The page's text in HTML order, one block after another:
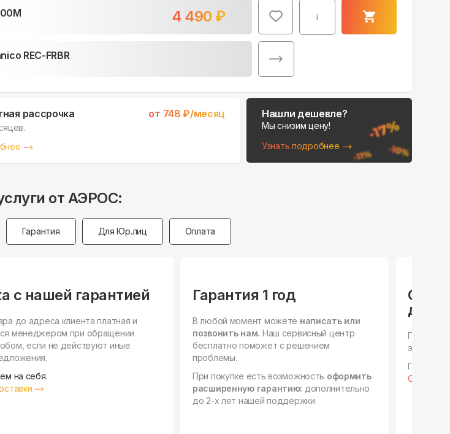
4 490 ₽ i
REC-FRBR
рассрочка от 748 ₽/месяц Нашли дешевле?
Мы снизим цену!
Узнать подробнее
от АЭРОС:
Гарантия Для Юр.лиц Оплата
с нашей гарантией
до адреса клиента платная и
менеджером при обращении
если не действуют иные
на себя.
Гарантия 1 год
В любой момент можете написать или
позвонить нам. Наш сервисный центр
бесплатно поможет с решением
проблемы.
При покупке есть возможность оформить
расширенную гарантию: дополнительно
до 2-х лет нашей поддержки.
для
этапах,
Готовы к